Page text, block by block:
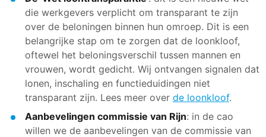
die werkgevers verplicht om transparant te zijn
over de beloningen binnen hun omroep. Dit is een
belangrijke stap om te zorgen dat de loonkloof,
oftewel het beloningsverschil tussen mannen en
vrouwen, wordt gedicht. Wij ontvangen signalen dat
lonen, inschaling en functieduidingen niet
transparant zijn. Lees meer over de loonkloof.
Aanbevelingen commissie van Rijn: in de cao
willen we de aanbevelingen van de commissie van